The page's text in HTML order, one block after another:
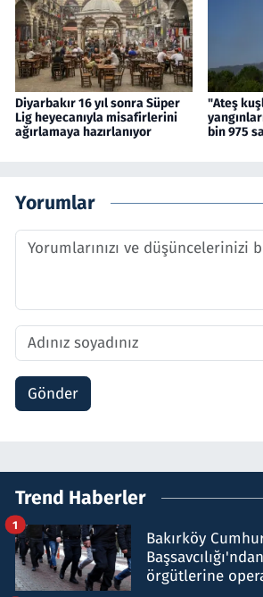
Diyarbakır 16 yıl sonra Süper
Lig heyecanıyla misafirlerini
ağırlamaya hazırlanıyor
"Ateş
bin 975
Yorumlar
Gönder
Trend Haberler
Bakırköy
örgütlerine
1